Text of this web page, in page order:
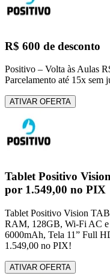
R$ 600 de desconto
Positivo – Volta às Aulas
Parcelamento até 15x sem
ATIVAR OFERTA
Tablet Positivo
por 1.549,00 no PIX
Tablet Positivo Vision
RAM, 128GB, Wi-Fi AC e
6000mAh, Tela 11” Full
1.549,00 no PIX!
ATIVAR OFERTA